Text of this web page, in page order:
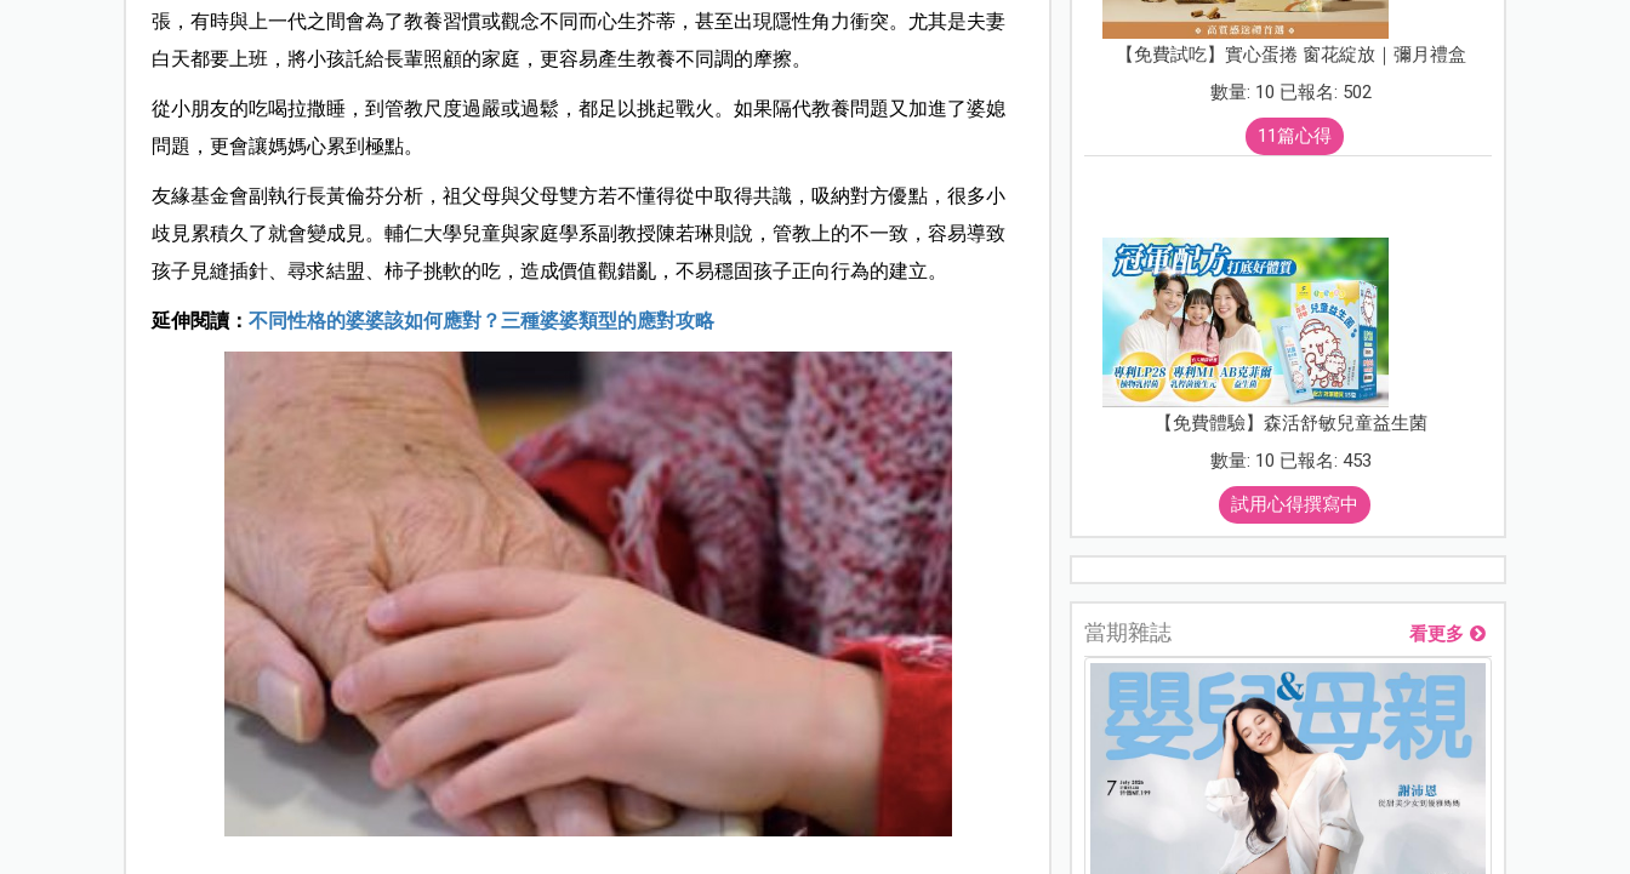
張，有時與上一代之間會為了教養習慣或觀念不同而心生芥蒂，甚至出現隱性角力衝突。尤其是夫妻
白天都要上班，將小孩託給長輩照顧的家庭，更容易產生教養不同調的摩擦。
從小朋友的吃喝拉撒睡，到管教尺度過嚴或過鬆，都足以挑起戰火。如果隔代教養問題又加進了婆媳
問題，更會讓媽媽心累到極點。
友緣基金會副執行長黃倫芬分析，祖父母與父母雙方若不懂得從中取得共識，吸納對方優點，很多小
歧見累積久了就會變成見。輔仁大學兒童與家庭學系副教授陳若琳則說，管教上的不一致，容易導致
孩子見縫插針、尋求結盟、柿子挑軟的吃，造成價值觀錯亂，不易穩固孩子正向行為的建立。
延伸閱讀： 不同性格的婆婆該如何應對？三種婆婆類型的應對攻略
【免費試吃】實心蛋捲 窗花綻放｜彌月禮盒
數量: 10 已報名: 502
11篇心得
【免費體驗】森活舒敏兒童益生菌
數量: 10 已報名: 453
試用心得撰寫中
當期雜誌 看更多